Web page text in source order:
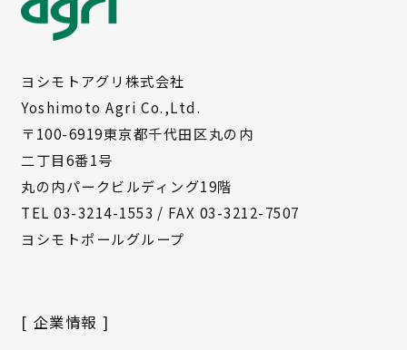
ヨシモトアグリ株式会社
Yoshimoto Agri Co.,Ltd.
〒100-6919東京都千代田区丸の内
二丁目6番1号
丸の内パークビルディング19階
TEL03-3214-1553 / FAX 03-3212-7507
ヨシモトポールグループ
[ 企業情報 ]